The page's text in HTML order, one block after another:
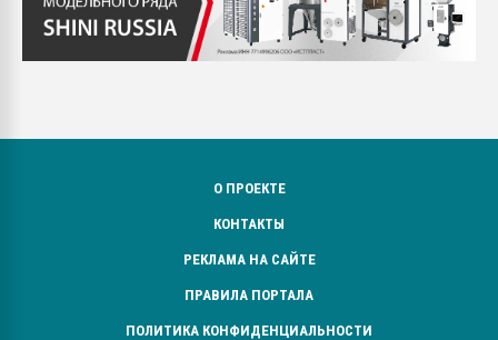
О ПРОЕКТЕ
КОНТАКТЫ
РЕКЛАМА НА САЙТЕ
ПРАВИЛА ПОРТАЛА
ПОЛИТИКА КОНФИДЕНЦИАЛЬНОСТИ